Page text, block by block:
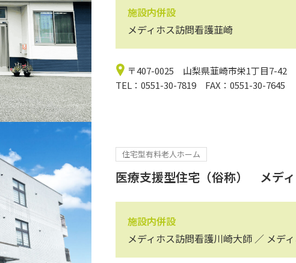
施設内併設
メディホス訪問看護韮崎
〒407-0025 山梨県韮崎市栄1丁目7-42
TEL：0551-30-7819 FAX：0551-30-7645
住宅型有料老人ホーム
医療支援型住宅（俗称） メデ
施設内併設
メディホス訪問看護川崎大師 ／ メデ